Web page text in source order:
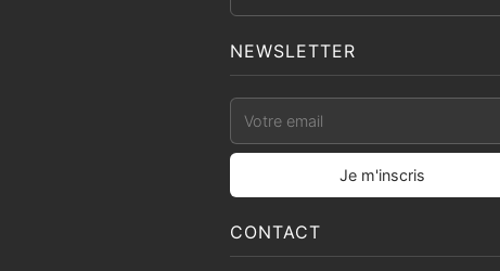
NEWSLETTER
CONTACT